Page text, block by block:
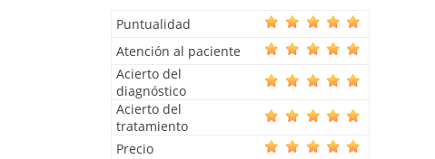
Puntualidad
Atención al paciente
Acierto del
diagnóstico
Acierto del
tratamiento
Precio